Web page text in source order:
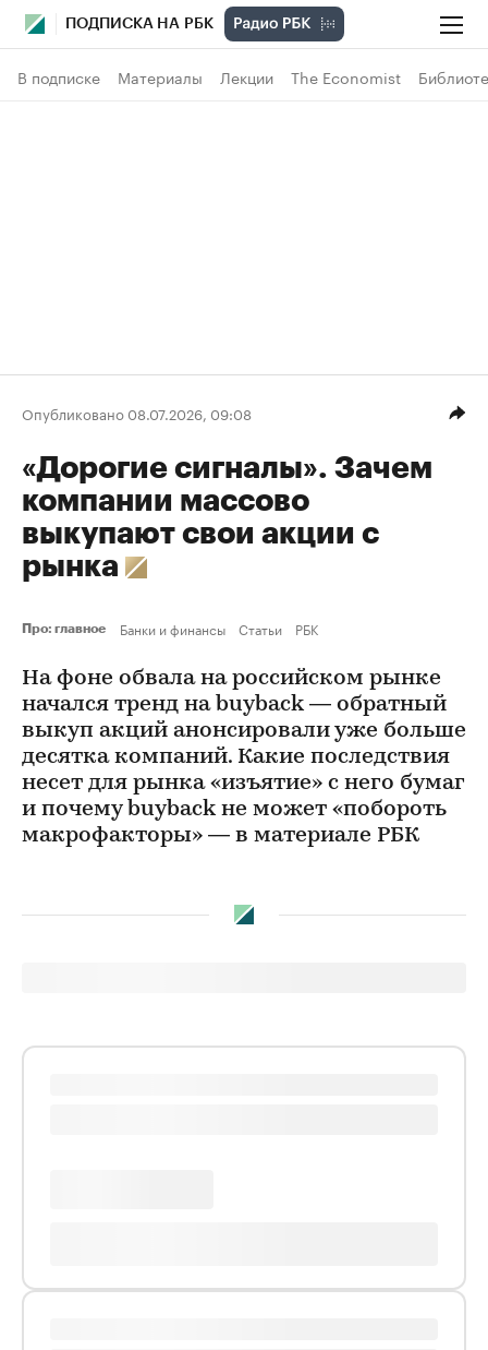
ПОДПИСКА НА РБК
В подписке Материалы Лекции The Economist
Опубликовано 08.07.2026, 09:08
«Дорогие сигналы». Зачем
компании массово
выкупают свои акции с
рынка
Про: главное Банки и финансы Статьи РБК
На фоне обвала на российском рынке
начался тренд на buyback — обратный
выкуп акций анонсировали уже больше
десятка компаний. Какие последствия
несет для рынка «изъятие» с него бумаг
и почему buyback не может «побороть
макрофакторы» — в материале РБК